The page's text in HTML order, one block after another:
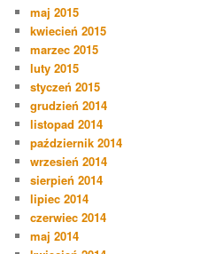
maj 2015
kwiecień 2015
marzec 2015
luty 2015
styczeń 2015
grudzień 2014
listopad 2014
październik 2014
wrzesień 2014
sierpień 2014
lipiec 2014
czerwiec 2014
maj 2014